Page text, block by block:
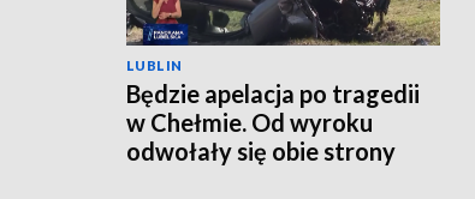
LUBLIN
Będzie apelacja po tragedii
w Chełmie. Od wyroku
odwołały się obie strony